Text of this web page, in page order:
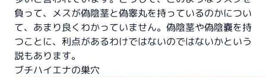
負って、メスが偽陰茎と偽睾丸を持っているのかについ
て、あまり良くわかっていません。偽陰茎や偽陰嚢を持
つことに、利点があるわけではないのではないかという
説もあります。
ブチハイエナの巣穴